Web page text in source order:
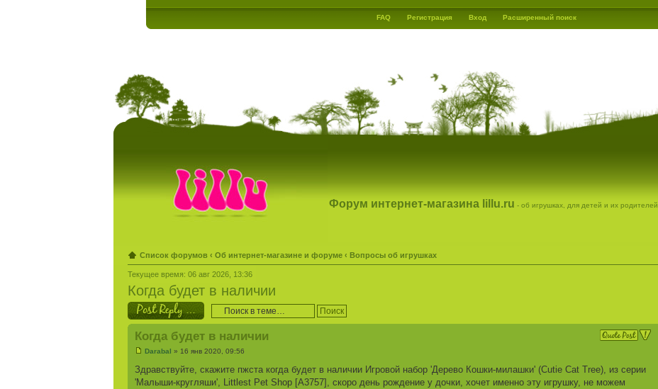
FAQ Регистрация Вход Расширенный поиск
Форум интернет-магазина lillu.ru - об игрушках, для детей и их родителей
Список форумов ‹ Об интернет-магазине и форуме ‹ Вопросы об игрушках
Текущее время: 06 авг 2026, 13:36
Когда будет в наличии
Ответить
Когда будет в наличии
Darabal » 16 янв 2020, 09:56
Здравствуйте, скажите пжста когда будет в наличии Игровой набор 'Дерево Кошки-милашки' (Cutie Cat Tree), из серии
'Малыши-кругляши', Littlest Pet Shop [A3757], скоро день рождение у дочки, хочет именно эту игрушку, не можем